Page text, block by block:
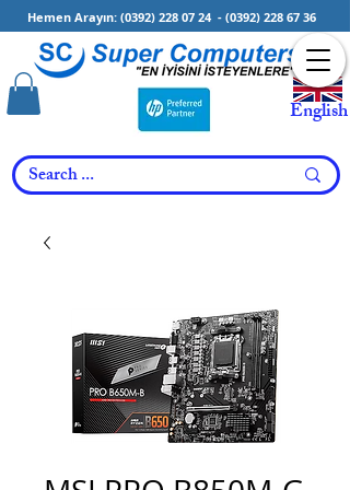
Hemen Arayın: (0392) 228 07 24 - (0392) 228 67 36
English